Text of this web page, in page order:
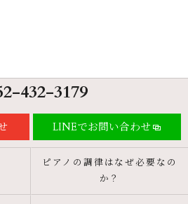
432-3179
LINEでお問い合わせ
ピアノの調律はなぜ必要なの
か？